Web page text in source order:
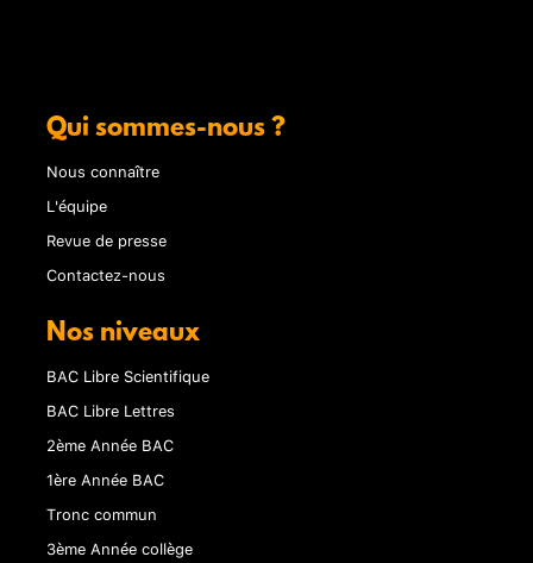
Qui sommes-nous ?
Nous connaître
L'équipe
Revue de presse
Contactez-nous
Nos niveaux
BAC Libre Scientifique
BAC Libre Lettres
2ème Année BAC
1ère Année BAC
Tronc commun
3ème Année collège